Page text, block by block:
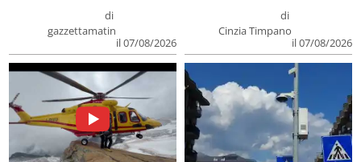
di
gazzettamatin
il 07/08/2026
di
Cinzia Timpano
il 07/08/2026